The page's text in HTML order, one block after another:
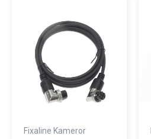
Fixaline Kameror